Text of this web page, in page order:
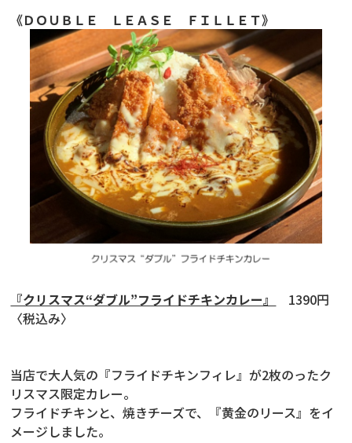
《ＤＯＵＢＬＥ ＬＥＡＳＥ ＦＩＬＬＥＴ》
『クリスマス“ダブル”フライドチキンカレー』
1390円
〈税込み〉
当店で大人気の『フライドチキンフィレ』が2枚のったク
リスマス限定カレー。
フライドチキンと、焼きチーズで、『黄金のリース』をイ
メージしました。